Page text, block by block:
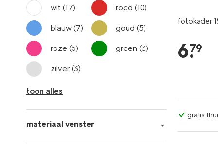
wit (17) rood(10)
blauw (7) goud(5)
roze (5) groen(3)
zilver (3)
toon alles
materiaal venster
fotokader
6.
79
gratis